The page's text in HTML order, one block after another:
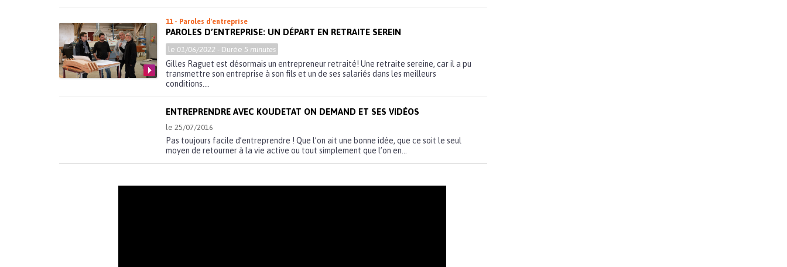
11 - Paroles d'entreprise
PAROLES D’ENTREPRISE: UN DÉPART EN RETRAITE SEREIN
le 01/06/2022 - Durée 5 minutes
Gilles Raguet est désormais un entrepreneur retraité! Une retraite sereine, car il a pu
transmettre son entreprise à son fils et un de ses salariés dans les meilleurs
conditions....
ENTREPRENDRE AVEC KOUDETAT ON DEMAND ET SES VIDÉOS
le 25/07/2016
Pas toujours facile d’entreprendre ! Que l’on ait une bonne idée, que ce soit le seul
moyen de retourner à la vie active ou tout simplement que l’on en...